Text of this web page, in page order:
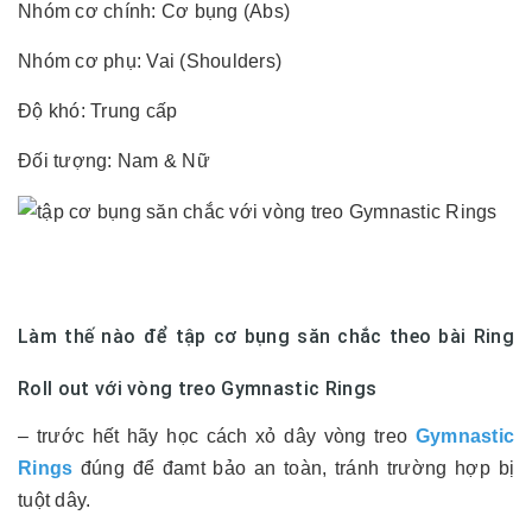
Nhóm cơ chính: Cơ bụng (Abs)
Nhóm cơ phụ: Vai (Shoulders)
Độ khó: Trung cấp
Đối tượng: Nam & Nữ
Làm thế nào để tập cơ bụng săn chắc theo bài Ring
Roll out với vòng treo Gymnastic Rings
– trước hết hãy học cách xỏ dây vòng treo Gymnastic
Rings đúng để đamt bảo an toàn, tránh trường hợp bị
tuột dây.